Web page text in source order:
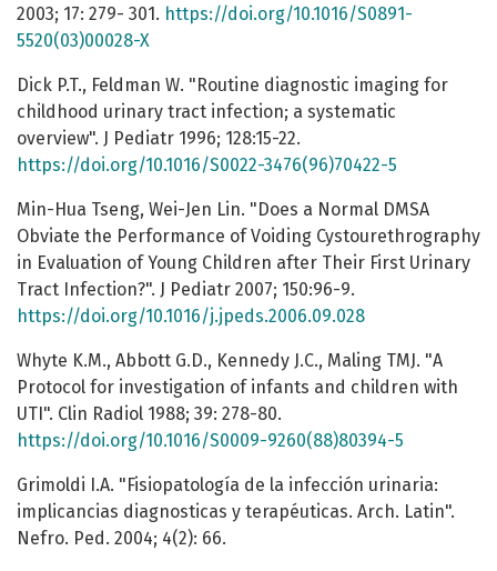
2003; 17: 279- 301. https://doi.org/10.1016/S0891-
5520(03)00028-X
Dick P.T., Feldman W. "Routine diagnostic imaging for
childhood urinary tract infection; a systematic
overview". J Pediatr 1996; 128:15-22.
https://doi.org/10.1016/S0022-3476(96)70422-5
Min-Hua Tseng, Wei-Jen Lin. "Does a Normal DMSA
Obviate the Performance of Voiding Cystourethrography
in Evaluation of Young Children after Their First Urinary
Tract Infection?". J Pediatr 2007; 150:96-9.
https://doi.org/10.1016/j.jpeds.2006.09.028
Whyte K.M., Abbott G.D., Kennedy J.C., Maling TMJ. "A
Protocol for investigation of infants and children with
UTI". Clin Radiol 1988; 39: 278-80.
https://doi.org/10.1016/S0009-9260(88)80394-5
Grimoldi I.A. "Fisiopatología de la infección urinaria:
implicancias diagnosticas y terapéuticas. Arch. Latin".
Nefro. Ped. 2004; 4(2): 66.